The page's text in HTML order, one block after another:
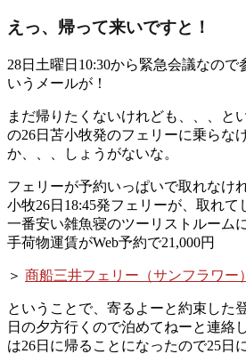
えっ、帰って来いですと！
28日土曜日10:30から緊急会議なので
いうメールが！
まだ帰りたくないけれども、、、と
の26日苫小牧発のフェリーに乗らな
か、、、しょうがないな。
フェリーが予約いっぱいで取れなけ
小牧26日18:45発フェリーが、取れて
一番安い雑魚寝のツーリストルーム
手荷物運賃がWeb予約で21,000円
＞ 商船三井フェリー（サンフラワー
ということで、寄るよーと約束した
日の夕方行くので泊めてねーと連絡
は26日に帰ることになったので25日